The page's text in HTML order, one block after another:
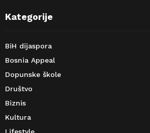
Kategorije
BiH dijaspora
Bosnia Appeal
Dopunske škole
Društvo
Biznis
Kultura
Lifestyle